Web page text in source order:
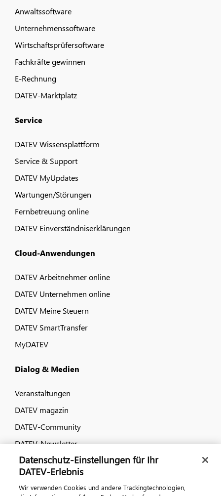
Anwaltssoftware
Unternehmenssoftware
Wirtschaftsprüfersoftware
Fachkräfte gewinnen
E-Rechnung
DATEV-Marktplatz
Service
DATEV Wissensplattform
Service & Support
DATEV MyUpdates
Wartungen/Störungen
Fernbetreuung online
DATEV Einverständniserklärungen
Cloud-Anwendungen
DATEV Arbeitnehmer online
DATEV Unternehmen online
DATEV Meine Steuern
DATEV SmartTransfer
MyDATEV
Dialog & Medien
Veranstaltungen
DATEV magazin
DATEV-Community
DATEV-Newsletter
Kontaktieren Sie uns
Datenschutz-Einstellungen für Ihr
DATEV-Erlebnis
Wir verwenden Cookies und andere Trackingtechnologien,